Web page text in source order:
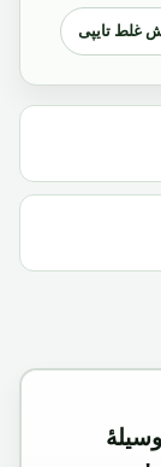
غلط تایپی